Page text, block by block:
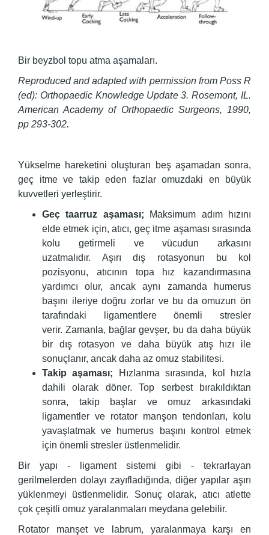
Bir beyzbol topu atma aşamaları.
Reproduced and adapted with permission from Poss R
(ed): Orthopaedic Knowledge Update 3. Rosemont, IL.
American Academy of Orthopaedic Surgeons, 1990,
pp 293-302.
Yükselme hareketini oluşturan beş aşamadan sonra,
geç itme ve takip eden fazlar omuzdaki en büyük
kuvvetleri yerleştirir.
Geç taarruz aşaması; Maksimum adım hızını
elde etmek için, atıcı, geç itme aşaması sırasında
kolu getirmeli ve vücudun arkasını
uzatmalıdır. Aşırı dış rotasyonun bu kol
pozisyonu, atıcının topa hız kazandırmasına
yardımcı olur, ancak aynı zamanda humerus
başını ileriye doğru zorlar ve bu da omuzun ön
tarafındaki ligamentlere önemli stresler
verir. Zamanla, bağlar gevşer, bu da daha büyük
bir dış rotasyon ve daha büyük atış hızı ile
sonuçlanır, ancak daha az omuz stabilitesi.
Takip aşaması;
Hızlanma sırasında, kol hızla
dahili olarak döner. Top serbest bırakıldıktan
sonra, takip başlar ve omuz arkasındaki
ligamentler ve rotator manşon tendonları, kolu
yavaşlatmak ve humerus başını kontrol etmek
için önemli stresler üstlenmelidir.
Bir yapı - ligament sistemi gibi - tekrarlayan
gerilmelerden dolayı zayıfladığında, diğer yapılar aşırı
yüklenmeyi üstlenmelidir. Sonuç olarak, atıcı atlette
çok çeşitli omuz yaralanmaları meydana gelebilir.
Rotator manşet ve labrum, yaralanmaya karşı en